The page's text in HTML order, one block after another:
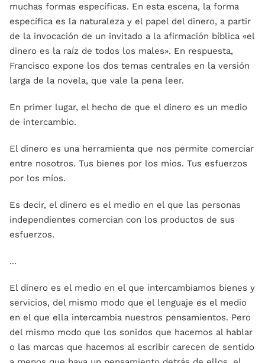
muchas formas específicas. En esta escena, la forma
específica es la naturaleza y el papel del dinero, a partir
de la invocación de un invitado a la afirmación bíblica «el
dinero es la raíz de todos los males». En respuesta,
Francisco expone los dos temas centrales en la versión
larga de la novela, que vale la pena leer.
En primer lugar, el hecho de que el dinero es un medio
de intercambio.
El dinero es una herramienta que nos permite comerciar
entre nosotros. Tus bienes por los míos. Tus esfuerzos
por los míos.
Es decir, el dinero es el medio en el que las personas
independientes comercian con los productos de sus
esfuerzos.
...
El dinero es el medio en el que intercambiamos bienes y
servicios, del mismo modo que el lenguaje es el medio
en el que ella intercambia nuestros pensamientos. Pero
del mismo modo que los sonidos que hacemos al hablar
o las marcas que hacemos al escribir carecen de sentido